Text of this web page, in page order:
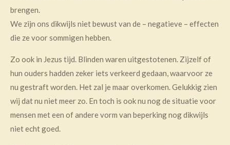
brengen.
We zijn ons dikwijls niet bewust van de – negatieve – effecten
die ze voor sommigen hebben.
Zo ook in Jezus tijd. Blinden waren uitgestotenen. Zijzelf of
hun ouders hadden zeker iets verkeerd gedaan, waarvoor ze
nu gestraft worden. Het zal je maar overkomen. Gelukkig zien
wij dat nu niet meer zo. En toch is ook nu nog de situatie voor
mensen met een of andere vorm van beperking nog dikwijls
niet echt goed.